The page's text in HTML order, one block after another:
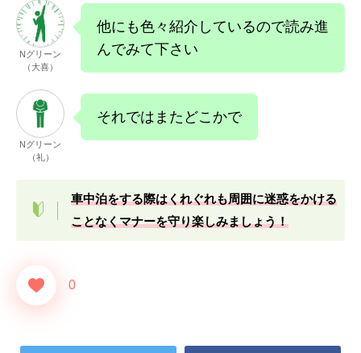
Nグリーン
（大喜）
他にも色々紹介しているので読み進
んでみて下さい
Nグリーン
（礼）
それではまたどこかで
車中泊をする際はくれぐれも周囲に迷惑をかける
ことなくマナーを守り楽しみましょう！
0